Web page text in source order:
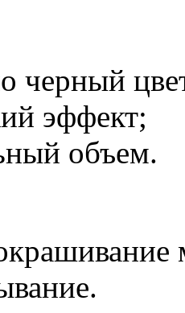
черный
эффект;
объем.